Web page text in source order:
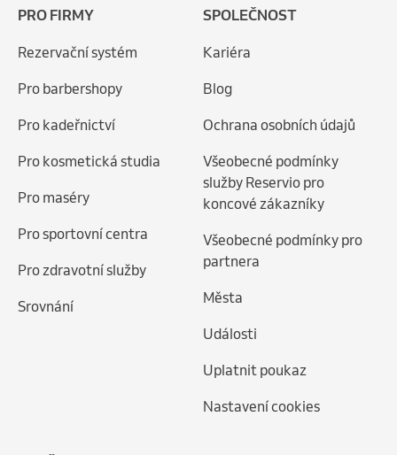
PRO FIRMY
Rezervační systém
Pro barbershopy
Pro kadeřnictví
Pro kosmetická studia
Pro maséry
Pro sportovní centra
Pro zdravotní služby
Srovnání
SPOLEČNOST
Kariéra
Blog
Ochrana osobních údajů
Všeobecné podmínky
služby Reservio pro
koncové zákazníky
Všeobecné podmínky pro
partnera
Města
Události
Uplatnit poukaz
Nastavení cookies